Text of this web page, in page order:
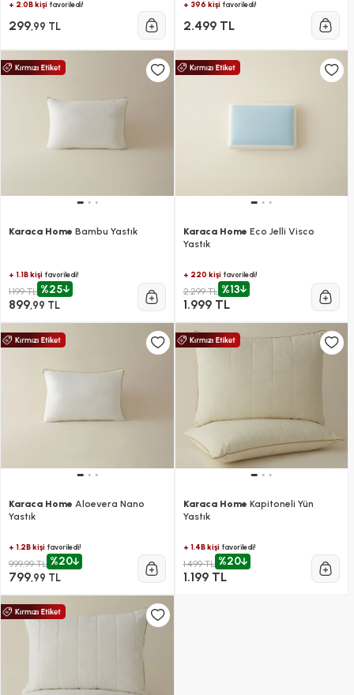
+ 2.0B kişi favoriledi!
299,99 TL
+ 396 kişifavoriledi!
2.499 TL
Karaca Home Bambu Yastık
+ 1.1B kişi favoriledi!
1.199 TL %25
899,99 TL
Karaca Home Eco Jelli Visco
Yastık
+ 220 kişifavoriledi!
2.299 TL %13
1.999 TL
Karaca Home Aloevera Nano
Yastık
+ 1.2B kişi favoriledi!
999,99 TL %20
799,99 TL
Karaca Home Kapitoneli Yün
Yastık
+ 1.4B kişifavoriledi!
1.499 TL %20
1.199 TL